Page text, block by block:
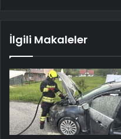
İlgili Makaleler